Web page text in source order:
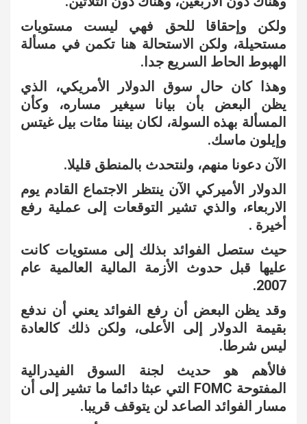
ولكن وإحقاقا للحق فهي ليست مستويات
مستحيلة، ولكن الاستحالة هنا تكمن في مسألة
الهبوط الحاط السريع جدا.
وهذا كان حال سوق الدولار الأمريكي، الذي
يظن البعض بأن بيانا سيغير مساره، وكأن
المسألة بهذه السولة، لكان بيننا مئات بيل غيتس
وإيلون ماسك.
الآن دعونا منهم، ولنتحدث بالمنطق قليلا.
الدولار الأميركي الآن ينتظر الاجتماع القادم يوم
الاربعاء، والذي تشير التوقعات إلى عملية رفع
أخيرة .
حيث ستصل الفوائد بذلك إلى مستويات كانت
عليها قبل حدوث الأزمة المالية العالمية عام
2007.
وقد يظن البعض أن رفع الفوائد يعني أن ندفع
بقيمة الدولار إلى الأعلى، ولكن ذلك كالعادة
ليس شرطا.
فالأهم هو حديث لجنة السوق الفيدرالية
المفتوحة FOMC التي عبثا دائما ما تشير إلى أن
مسار الفوائد الصاعد لن يتوقف قريبا.